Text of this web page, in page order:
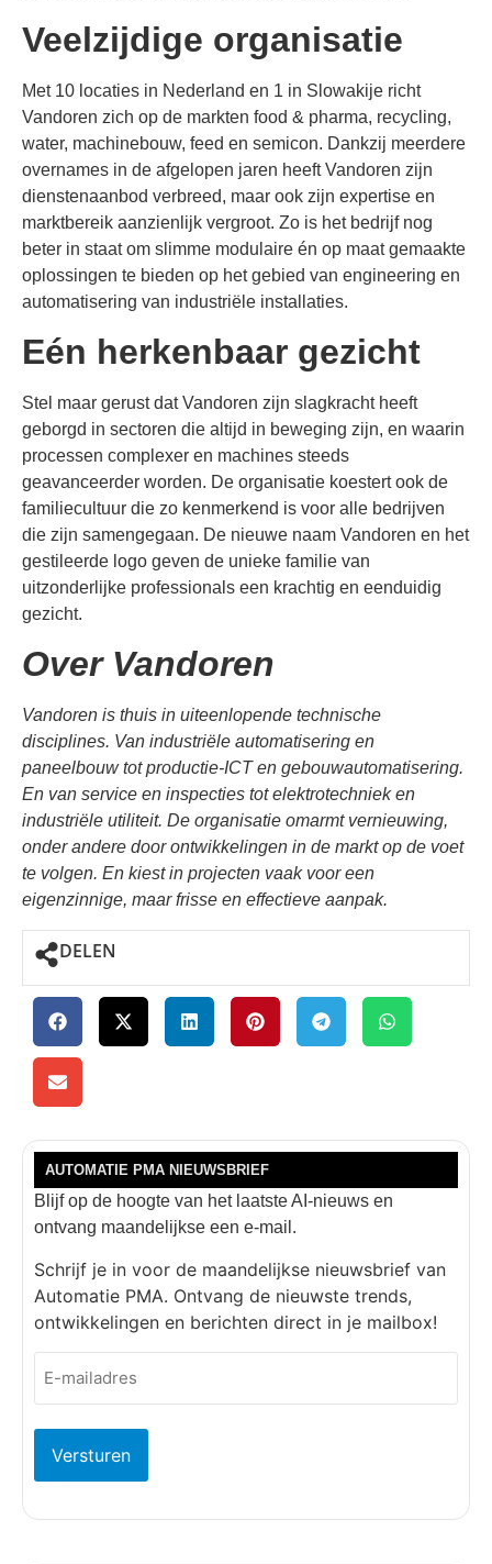
Veelzijdige organisatie
Met 10 locaties in Nederland en 1 in Slowakije richt
Vandoren zich op de markten food & pharma, recycling,
water, machinebouw, feed en semicon. Dankzij meerdere
overnames in de afgelopen jaren heeft Vandoren zijn
dienstenaanbod verbreed, maar ook zijn expertise en
marktbereik aanzienlijk vergroot. Zo is het bedrijf nog
beter in staat om slimme modulaire én op maat gemaakte
oplossingen te bieden op het gebied van engineering en
automatisering van industriële installaties.
Eén herkenbaar gezicht
Stel maar gerust dat Vandoren zijn slagkracht heeft
geborgd in sectoren die altijd in beweging zijn, en waarin
processen complexer en machines steeds
geavanceerder worden. De organisatie koestert ook de
familiecultuur die zo kenmerkend is voor alle bedrijven
die zijn samengegaan. De nieuwe naam Vandoren en het
gestileerde logo geven de unieke familie van
uitzonderlijke professionals een krachtig en eenduidig
gezicht.
Over Vandoren
Vandoren is thuis in uiteenlopende technische
disciplines. Van industriële automatisering en
paneelbouw tot productie-ICT en gebouwautomatisering.
En van service en inspecties tot elektrotechniek en
industriële utiliteit. De organisatie omarmt vernieuwing,
onder andere door ontwikkelingen in de markt op de voet
te volgen. En kiest in projecten vaak voor een
eigenzinnige, maar frisse en effectieve aanpak.
DELEN
AUTOMATIE PMA NIEUWSBRIEF
Blijf op de hoogte van het laatste AI-nieuws en
ontvang maandelijkse een e-mail.
Schrijf je in voor de maandelijkse nieuwsbrief van
Automatie PMA. Ontvang de nieuwste trends,
ontwikkelingen en berichten direct in je mailbox!
E-
mailadres